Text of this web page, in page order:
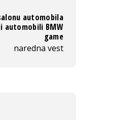
automobila
automobili BMW
game
naredna vest